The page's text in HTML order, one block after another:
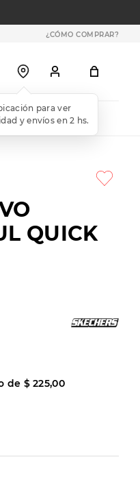
¿CÓMO COMPRAR?
QUICK
de $ 225,00